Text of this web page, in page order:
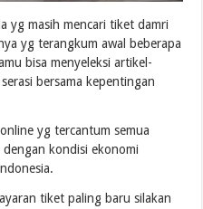
yg masih mencari tiket damri
yg terangkum awal beberapa
bisa menyeleksi artikel-
bersama kepentingan
yg tercantum semua
kondisi ekonomi
tiket paling baru silakan